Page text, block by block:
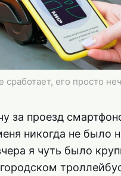
сработает, его просто
за проезд
никогда не было
я чуть было